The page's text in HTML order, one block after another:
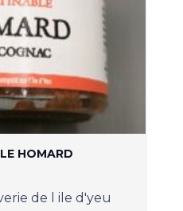
HOMARD
de l ile d'yeu